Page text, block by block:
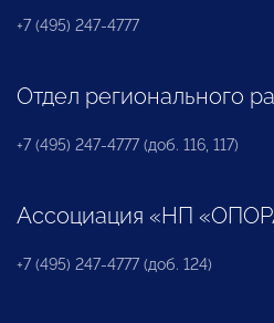
+7 (495) 247-4777
Отдел регионального
+7 (495) 247-4777 (доб. 116, 117)
Ассоциация «НП
+7 (495) 247-4777 (доб. 124)